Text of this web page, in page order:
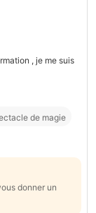
, je me suis
de magie
donner un